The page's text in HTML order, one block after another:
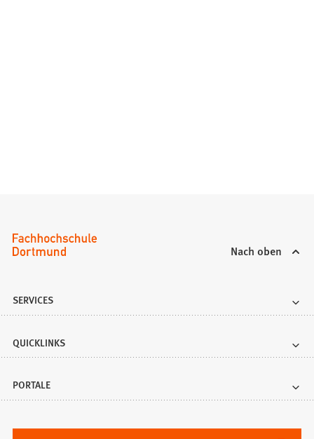
Nach oben
SERVICES
QUICKLINKS
PORTALE